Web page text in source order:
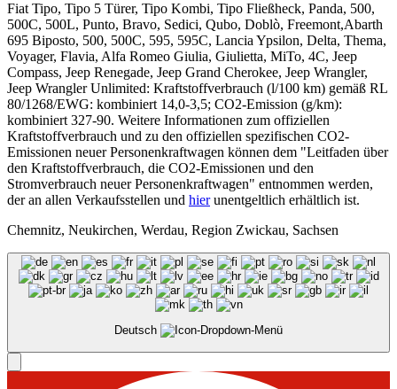
Fiat Tipo, Tipo 5 Türer, Tipo Kombi, Tipo Fließheck, Panda, 500,
500C, 500L, Punto, Bravo, Sedici, Qubo, Doblò, Freemont,Abarth
695 Biposto, 500, 500C, 595, 595C, Lancia Ypsilon, Delta, Thema,
Voyager, Flavia, Alfa Romeo Giulia, Giulietta, MiTo, 4C, Jeep
Compass, Jeep Renegade, Jeep Grand Cherokee, Jeep Wrangler,
Jeep Wrangler Unlimited: Kraftstoffverbrauch (l/100 km) gemäß RL
80/1268/EWG: kombiniert 14,0-3,5; CO2-Emission (g/km):
kombiniert 327-90. Weitere Informationen zum offiziellen
Kraftstoffverbrauch und zu den offiziellen spezifischen CO2-
Emissionen neuer Personenkraftwagen können dem "Leitfaden über
den Kraftstoffverbrauch, die CO2-Emissionen und den
Stromverbrauch neuer Personenkraftwagen" entnommen werden,
der an allen Verkaufsstellen und hierunentgeltlich erhältlich ist.
Chemnitz, Neukirchen, Werdau, Region Zwickau, Sachsen
Deutsch